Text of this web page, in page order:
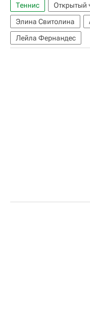
Теннис
Открытый
Элина Свитолина
Лейла Фернандес